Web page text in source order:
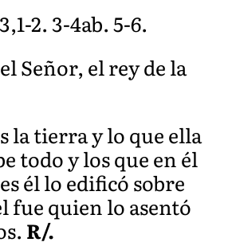
2. 3-4ab. 5-6.
Señor, el rey de la
la tierra y lo que ella
todo y los que en él
él lo edificó sobre
fue quien lo asentó
R/.